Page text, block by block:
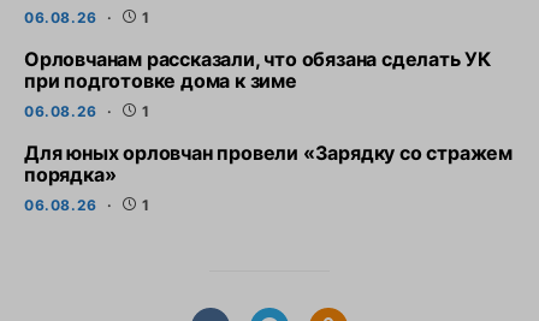
06.08.26 1
Орловчанам рассказали, что обязана сделать УК
при подготовке дома к зиме
06.08.26 1
Для юных орловчан провели «Зарядку со стражем
порядка»
06.08.26 1